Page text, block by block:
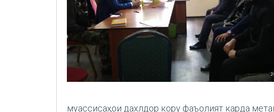
муассисаҳои дахлдор кору фаъолият карда